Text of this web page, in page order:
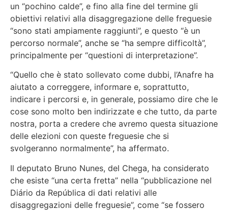
un “pochino calde”, e fino alla fine del termine gli
obiettivi relativi alla disaggregazione delle freguesie
“sono stati ampiamente raggiunti”, e questo “è un
percorso normale”, anche se “ha sempre difficoltà”,
principalmente per “questioni di interpretazione”.
“Quello che è stato sollevato come dubbi, l’Anafre ha
aiutato a correggere, informare e, soprattutto,
indicare i percorsi e, in generale, possiamo dire che le
cose sono molto ben indirizzate e che tutto, da parte
nostra, porta a credere che avremo questa situazione
delle elezioni con queste freguesie che si
svolgeranno normalmente”, ha affermato.
Il deputato Bruno Nunes, del Chega, ha considerato
che esiste “una certa fretta” nella “pubblicazione nel
Diário da República di dati relativi alle
disaggregazioni delle freguesie”, come “se fossero